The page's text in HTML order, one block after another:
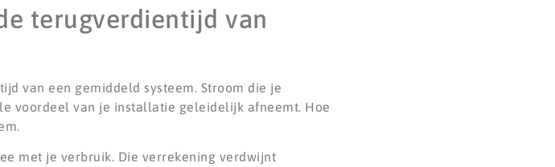
terugverdientijd van
van een gemiddeld systeem. Stroom die je
voordeel van je installatie geleidelijk afneemt. Hoe
met je verbruik. Die verrekening verdwijnt